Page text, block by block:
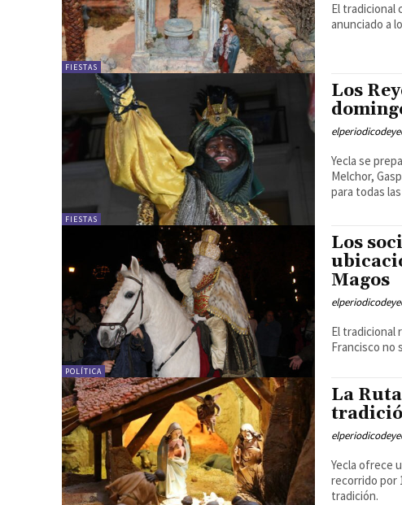
FIESTAS
El tradicional
anunciado a
FIESTAS
Los
Yecla se
Melchor,
para todas
POLÍTICA
Los
Magos
El tradicional
Francisco no
La
Yecla ofrece
recorrido por
tradición.